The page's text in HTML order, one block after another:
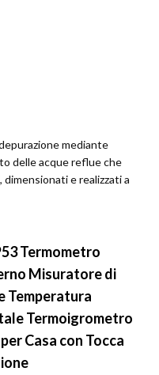
mediante
delle acque reflue che
e realizzati a
Termometro
Misuratore di
Temperatura
Termoigrometro
Casa con Tocca